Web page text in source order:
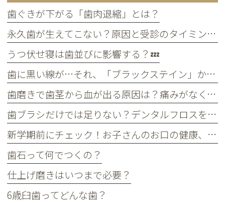
歯ぐきが下がる「歯肉退縮」とは？
永久歯が生えてこない？原因と受診のタイミングについて
うつ伏せ寝は歯並びに影響する？💤
歯に黒い線が…それ、「ブラックステイン」かもしれません！
歯磨きで歯茎から血が出る原因は？痛みがなくても受診すべき判断基準
歯ブラシだけでは足りない？デンタルフロスを使うメリット
新学期前にチェック！お子さんのお口の健康、大丈夫？
歯石って何でつくの？
仕上げ磨きはいつまで必要？
6歳臼歯ってどんな歯？